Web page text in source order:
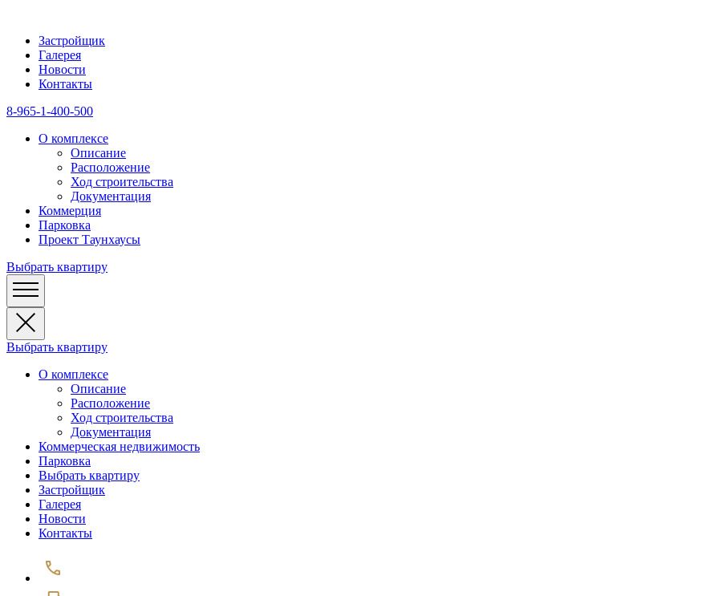
Застройщик
Галерея
Новости
Контакты
8-965-1-400-500
О комплексе
Описание
Расположение
Ход строительства
Документация
Коммерция
Парковка
Проект Таунхаусы
Выбрать квартиру
Выбрать квартиру
О комплексе
Описание
Расположение
Ход строительства
Документация
Коммерческая недвижимость
Парковка
Выбрать квартиру
Застройщик
Галерея
Новости
Контакты